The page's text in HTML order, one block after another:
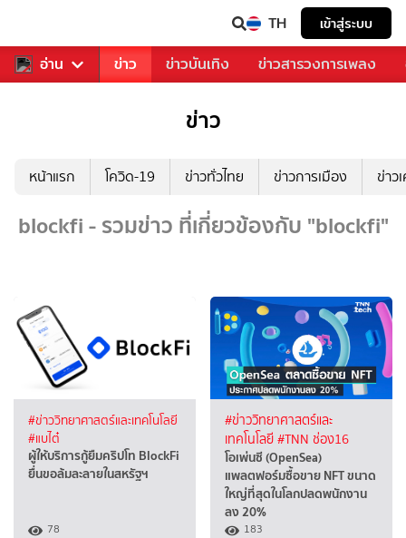
TH เข้าสู่ระบบ
อ่าน
คุณ กีฬา ข่าว ข่าวบันเทิง ข่าวสารวงการเพลง
ข่าว
หน้าแรก โควิด-19 ข่าวทั่วไทย ข่าวการเมือง ข่าว
blockfi - รวมข่าว ที่เกี่ยวข้องกับ "blockfi"
#ข่าววิทยาศาสตร์และเทคโนโลยี
#แบไต๋
ผู้ให้บริการกู้ยืมคริปโท BlockFi
ยื่นขอล้มละลายในสหรัฐฯ
78
#ข่าววิทยาศาสตร์และ
เทคโนโลยี#TNN ช่อง16
โอเพ่นซี (OpenSea)
แพลตฟอร์มซื้อขาย NFT ขนาด
ใหญ่ที่สุดในโลกปลดพนักงาน
ลง 20%
183